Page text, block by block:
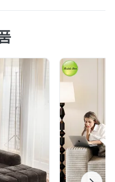
넨 혼방 원단(면 60%
)에 도달하고 직물 노
임은 흔들림과 변형을
용량을 갖춘 아연 도금
목재 다층 보드로 만
성이 뛰어나고 피부 친
제공합니다. 미니멀한